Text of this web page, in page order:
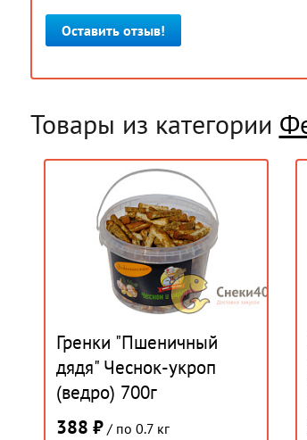
Оставить отзыв!
Товары из категории
Гренки "Пшеничный
дядя" Чеснок-укроп
(ведро) 700г
388 ₽/ по 0.7 кг